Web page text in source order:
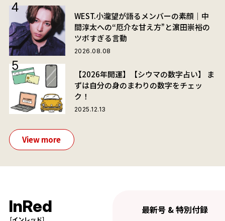
WEST.小瀧望が語るメンバーの素顔｜中
間淳太への“厄介な甘え方”と濵田崇裕の
ツボすぎる言動
2026.08.08
【2026年開運】【シウマの数字占い】 ま
ずは自分の身のまわりの数字をチェッ
ク！
2025.12.13
View more
InRed
［インレッド］
最新号 & 特別付録